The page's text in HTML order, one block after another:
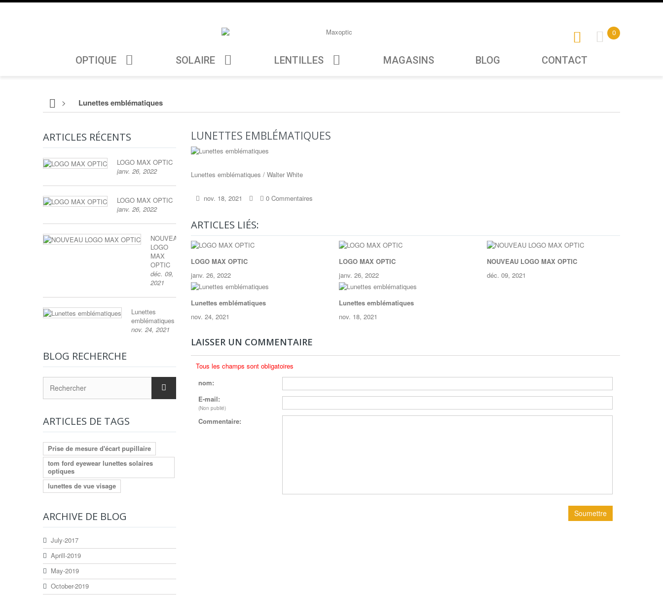
0
OPTIQUE SOLAIRE LENTILLES MAGASINS BLOG CONTACT
> Lunettes emblématiques
ARTICLES RÉCENTS
LOGO MAX OPTIC
janv. 26, 2022
LOGO MAX OPTIC
janv. 26, 2022
NOUVEAU
LOGO
MAX
OPTIC
déc. 09,
2021
Lunettes
emblématiques
nov. 24, 2021
BLOG RECHERCHE
ARTICLES DE TAGS
Prise de mesure d'écart pupillaire
tom ford eyewear lunettes solaires
optiques
lunettes de vue visage
ARCHIVE DE BLOG
July-2017
Aprill-2019
May-2019
October-2019
LUNETTES EMBLÉMATIQUES
Lunettes emblématiques / Walter White
nov. 18, 2021 0 Commentaires
ARTICLES LIÉS:
LOGO MAX OPTIC
janv. 26, 2022
LOGO MAX OPTIC
janv. 26, 2022
NOUVEAU LOGO MAX OPTIC
déc. 09, 2021
Lunettes emblématiques
nov. 24, 2021
Lunettes emblématiques
nov. 18, 2021
LAISSER UN COMMENTAIRE
Tous les champs sont obligatoires
nom:
E-mail:
(Non publié)
Commentaire: